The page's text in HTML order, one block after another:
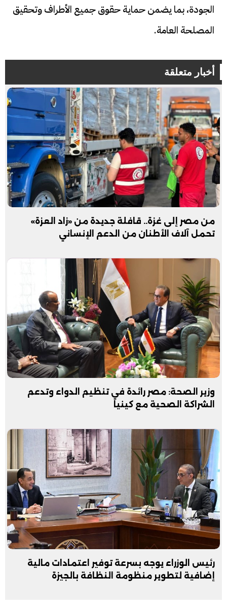
الجودة، بما يضمن حماية حقوق جميع الأطراف وتحقيق
المصلحة العامة.
أخبار متعلقة
من مصر إلى غزة.. قافلة جديدة من «زاد العزة»
تحمل آلاف الأطنان من الدعم الإنساني
وزير الصحة: مصر رائدة في تنظيم الدواء وتدعم
الشراكة الصحية مع كينيا
رئيس الوزراء يوجه بسرعة توفير اعتمادات مالية
إضافية لتطوير منظومة النظافة بالجيزة